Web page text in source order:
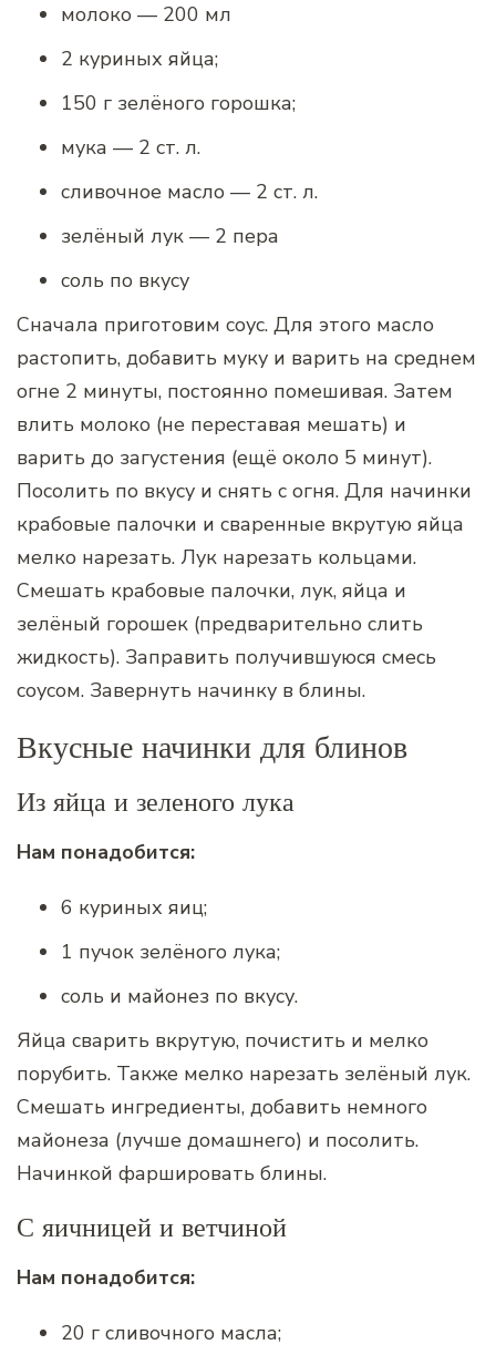
молоко — 200 мл
2 куриных яйца;
150 г зелёного горошка;
мука — 2 ст. л.
сливочное масло — 2 ст. л.
зелёный лук — 2 пера
соль по вкусу
Сначала приготовим соус. Для этого масло
растопить, добавить муку и варить на среднем
огне 2 минуты, постоянно помешивая. Затем
влить молоко (не переставая мешать) и
варить до загустения (ещё около 5 минут).
Посолить по вкусу и снять с огня. Для начинки
крабовые палочки и сваренные вкрутую яйца
мелко нарезать. Лук нарезать кольцами.
Смешать крабовые палочки, лук, яйца и
зелёный горошек (предварительно слить
жидкость). Заправить получившуюся смесь
соусом. Завернуть начинку в блины.
Вкусные начинки для блинов
Из яйца и зеленого лука
Нам понадобится:
6 куриных яиц;
1 пучок зелёного лука;
соль и майонез по вкусу.
Яйца сварить вкрутую, почистить и мелко
порубить. Также мелко нарезать зелёный лук.
Смешать ингредиенты, добавить немного
майонеза (лучше домашнего) и посолить.
Начинкой фаршировать блины.
С яичницей и ветчиной
Нам понадобится:
20 г сливочного масла;